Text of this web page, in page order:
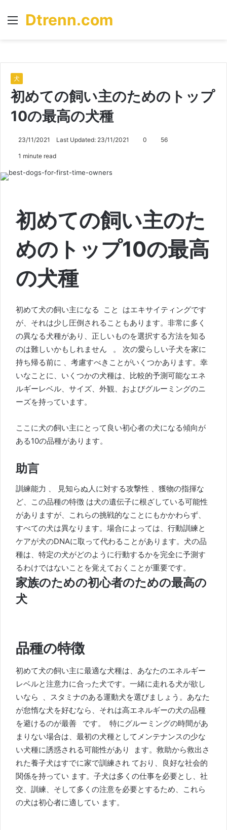
Menu
Dtrenn.com
犬
初めての飼い主のためのトップ
10の最高の犬種
23/11/2021 Last Updated: 23/11/2021 0 56
1 minute read
初めての飼い主のた
めのトップ10の最高
の犬種
初めて犬の飼い主になる こと
はエキサイティングです
が、それは少し圧倒されることもあります。非常に多く
の異なる犬種があり
、正しいものを選択する方法を知る
のは難しいかもしれません
。 次の愛らしい子犬を家に
持ち帰る前に
、考慮すべきことがいくつかあります。幸
いなことに、いくつかの犬種は、比較的予測可能なエネ
ルギーレベル、サイズ、外観、およびグルーミングのニ
ーズを持っています。
ここに犬の飼い主にとって良い初心者の犬になる傾向が
ある10の品種があります。
助言
訓練能力 、 見知らぬ人に対する攻撃性 、獲物の指揮な
ど、この品種の特徴 は犬の遺伝子に根ざしている可能性
がありますが、これらの挑戦的なことにもかかわらず、
すべての犬は異なります。場合によっては、行動訓練と
ケアが犬のDNAに取って代わることがあります。犬の品
種は、特定の犬がどのように行動するかを完全に予測す
るわけではないことを覚えておくことが重要です。
家族のための初心者のための最高の
犬
品種の特徴
初めて犬の飼い主に最適な犬種は、あなたのエネルギー
レベルと注意力に合った犬です。 一緒に走れる犬が欲し
いなら
、スタミナのある運動犬を選びましょう。あなた
が怠惰な犬を好むなら、それは高エネルギーの犬の品種
を避けるのが最善
です。
特にグルーミングの時間があ
まりない場合は、最初の犬種として メンテナンスの少な
い犬種に誘惑される可能性があり ます。救助から救出さ
れた養子犬はすでに家で訓練され ており、良好な社会的
関係を持ってい ます。 子犬は多くの仕事を必要とし、社
交、訓練、そして多くの注意を必要とするため、これら
の犬は初心者に適してい ます。